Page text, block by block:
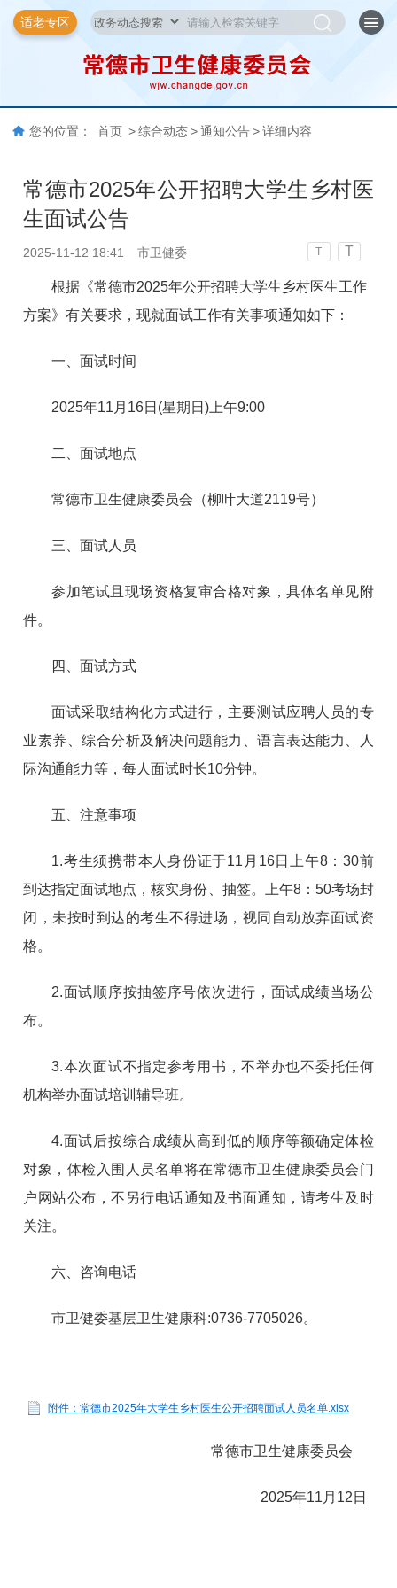
适老专区
您的位置： 首页 > 综合动态 > 通知公告 > 详细内容
常德市2025年公开招聘大学生乡村医
生面试公告
2025-11-12 18:41 市卫健委 T T
根据《常德市2025年公开招聘大学生乡村医生工作
方案》有关要求，现就面试工作有关事项通知如下：
一、面试时间
2025年11月16日(星期日)上午9:00
二、面试地点
常德市卫生健康委员会（柳叶大道2119号）
三、面试人员
参加笔试且现场资格复审合格对象，具体名单见附
件。
四、面试方式
面试采取结构化方式进行，主要测试应聘人员的专
业素养、综合分析及解决问题能力、语言表达能力、人
际沟通能力等，每人面试时长10分钟。
五、注意事项
1.考生须携带本人身份证于11月16日上午8：30前
到达指定面试地点，核实身份、抽签。上午8：50考场封
闭，未按时到达的考生不得进场，视同自动放弃面试资
格。
2.面试顺序按抽签序号依次进行，面试成绩当场公
布。
3.本次面试不指定参考用书，不举办也不委托任何
机构举办面试培训辅导班。
4.面试后按综合成绩从高到低的顺序等额确定体检
对象，体检入围人员名单将在常德市卫生健康委员会门
户网站公布，不另行电话通知及书面通知，请考生及时
关注。
六、咨询电话
市卫健委基层卫生健康科:0736-7705026。
附件：常德市2025年大学生乡村医生公开招聘面试人员名单.xlsx
常德市卫生健康委员会
2025年11月12日